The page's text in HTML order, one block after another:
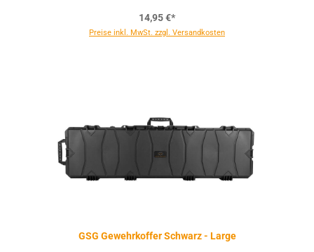
14,95 €*
Preise inkl. MwSt. zzgl. Versandkosten
GSG Gewehrkoffer Schwarz - Large